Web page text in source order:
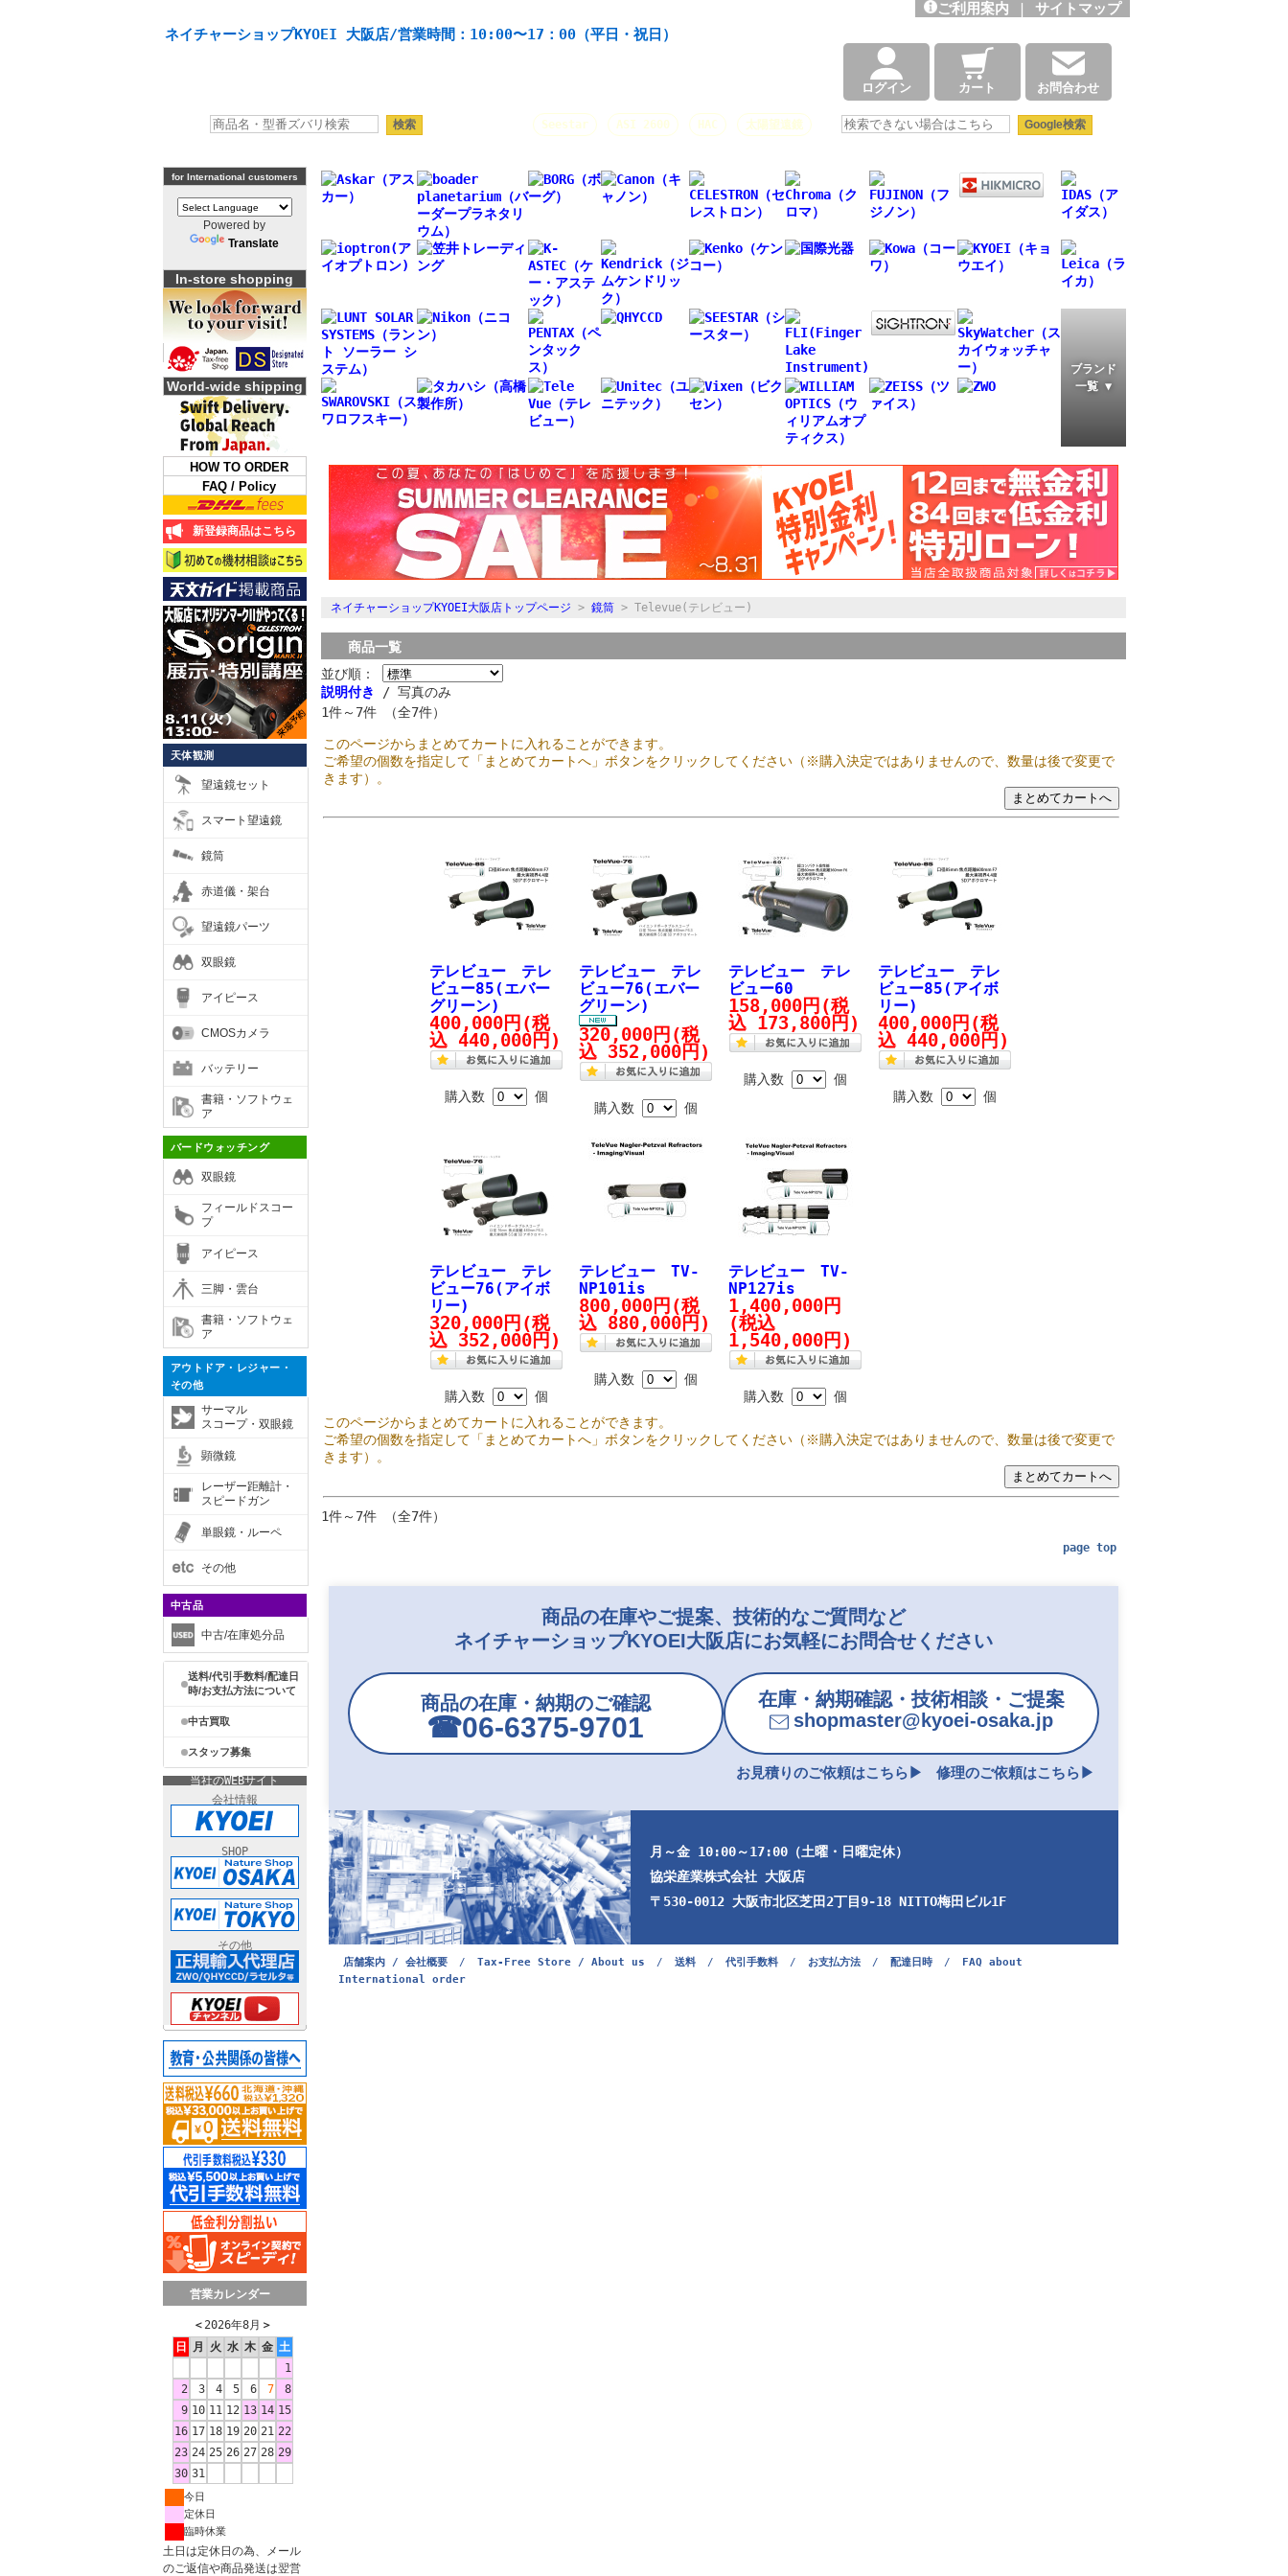
ネイチャーショップKYOEI 大阪店/営業時間：10:00〜17：00（平日・祝日）
ご利用案内 | サイトマップ
ログイン カート お問合わせ
Seestar ASI 2600 HAC 太陽望遠鏡
for International customers
Powered by
Translate
In-store shopping
World-wide shipping
HOW TO ORDER
FAQ / Policy
新登録商品はこちら
天体観測
望遠鏡セット
スマート望遠鏡
鏡筒
赤道儀・架台
望遠鏡パーツ
双眼鏡
アイピース
CMOSカメラ
バッテリー
書籍・ソフトウェ
ア
バードウォッチング
双眼鏡
フィールドスコー
プ
アイピース
三脚・雲台
書籍・ソフトウェ
ア
アウトドア・レジャー・
その他
サーマル
スコープ・双眼鏡
顕微鏡
レーザー距離計・
スピードガン
単眼鏡・ルーペ
その他
中古品
中古/在庫処分品
送料/代引手数料/配達日
時/お支払方法について
中古買取
スタッフ募集
当社のWEBサイト
会社情報
SHOP
その他
営業カレンダー
＜ 2026年8月 ＞
日
月 火 水 木 金 土
1
2
3 4 5 6 7
8
9 10 11 12 13 14 15
16 17 18 19 20 21 22
23 24 25 26 27 28 29
30 31
今日
定休日
臨時休業
土日は定休日の為、メール
のご返信や商品発送は翌営
ブランド
一覧 ▼
ネイチャーショップKYOEI大阪店トップページ > 鏡筒> Televue(テレビュー)
商品一覧
並び順：
説明付き / 写真のみ
1件～7件 （全7件）
このページからまとめてカートに入れることができます。
ご希望の個数を指定して「まとめてカートへ」ボタンをクリックしてください（※購入決定ではありませんので、数量は後で変更で
きます）。
テレビュー テレ
ビュー85(エバー
グリーン)
400,000円 (税
込 440,000円)
購入数 個
テレビュー テレ
ビュー76(エバー
グリーン)
320,000円 (税
込 352,000円)
購入数 個
テレビュー テレ
ビュー60
158,000円 (税
込 173,800円)
購入数 個
テレビュー テレ
ビュー85(アイボ
リー)
400,000円 (税
込 440,000円)
購入数 個
テレビュー テレ
ビュー76(アイボ
リー)
320,000円 (税
込 352,000円)
購入数 個
テレビュー TV-
NP101is
800,000円 (税
込 880,000円)
購入数 個
テレビュー TV-
NP127is
1,400,000円
(税込
1,540,000円)
購入数
個
このページからまとめてカートに入れることができます。
ご希望の個数を指定して「まとめてカートへ」ボタンをクリックしてください（※購入決定ではありませんので、数量は後で変更で
きます）。
1件～7件 （全7件）
page top
商品の在庫やご提案、技術的なご質問など
ネイチャーショップKYOEI大阪店にお気軽にお問合せください
商品の在庫・納期のご確認
☎︎06-6375-9701
在庫・納期確認・技術相談・ご提案
shopmaster@kyoei-osaka.jp
お見積りのご依頼はこちら▶︎ 修理のご依頼はこちら▶︎
月～金 10:00～17:00（土曜・日曜定休）
協栄産業株式会社 大阪店
〒530-0012 大阪市北区芝田2丁目9-18 NITTO梅田ビル1F
店舗案内 / 会社概要 / Tax-Free Store / About us / 送料 / 代引手数料 / お支払方法 / 配達日時 /
FAQ about
International order